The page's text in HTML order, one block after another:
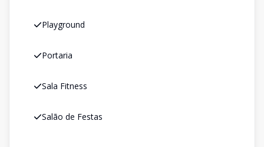
Playground
Portaria
Sala Fitness
Salão de Festas